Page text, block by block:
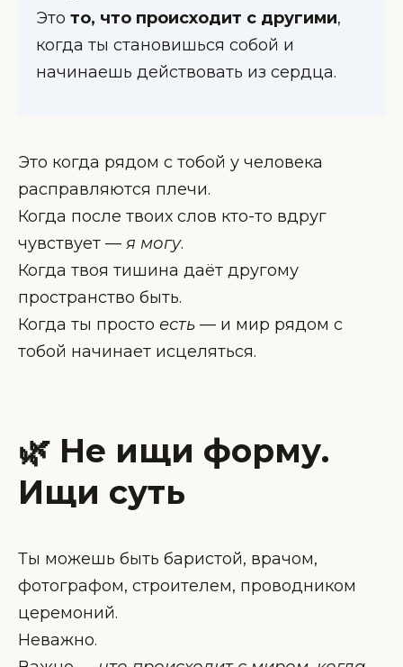
Это то, что происходит с другими,
когда ты становишься собой и
начинаешь действовать из сердца.
Это когда рядом с тобой у человека
расправляются плечи.
Когда после твоих слов кто-то вдруг
чувствует — я могу.
Когда твоя тишина даёт другому
пространство быть.
Когда ты просто есть — и мир рядом с
тобой начинает исцеляться.
🌿 Не ищи форму.
Ищи суть
Ты можешь быть баристой, врачом,
фотографом, строителем, проводником
церемоний.
Неважно.